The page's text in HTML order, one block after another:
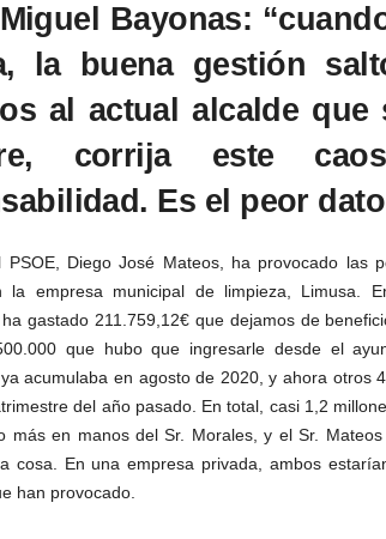
Bayonas:
la buena gestión
al actual alcalde que
corrija este
Es el peor
PSOE, Diego José Mateos, ha provocado las
la empresa municipal de limpieza, Limusa.
gastado 211.759,12€ que dejamos de
que hubo que ingresarle desde el
acumulaba en agosto de 2020, y ahora otros
del año pasado. En total, casi 1,2
más en manos del Sr. Morales, y el Sr.
cosa. En una empresa privada, ambos
han provocado.